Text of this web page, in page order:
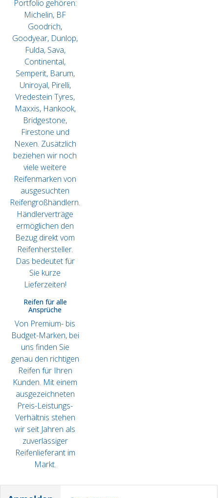
Portfolio gehören:
Michelin, BF
Goodrich,
Goodyear, Dunlop,
Fulda, Sava,
Continental,
Semperit, Barum,
Uniroyal, Pirelli,
Vredestein Tyres,
Maxxis, Hankook,
Bridgestone,
Firestone und
Nexen. Zusätzlich
beziehen wir noch
viele weitere
Reifenmarken von
ausgesuchten
Reifengroßhändlern.
Händlerverträge
ermöglichen den
Bezug direkt vom
Reifenhersteller.
Das bedeutet für
Sie kurze
Lieferzeiten!
Reifen für alle
Ansprüche
Von Premium- bis
Budget-Marken, bei
uns finden Sie
genau den richtigen
Reifen für Ihren
Kunden. Mit einem
ausgezeichneten
Preis-Leistungs-
Verhältnis stehen
wir seit Jahren als
zuverlässiger
Reifenlieferant im
Markt.